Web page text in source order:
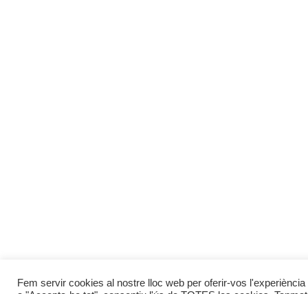
Fem servir cookies al nostre lloc web per oferir-vos